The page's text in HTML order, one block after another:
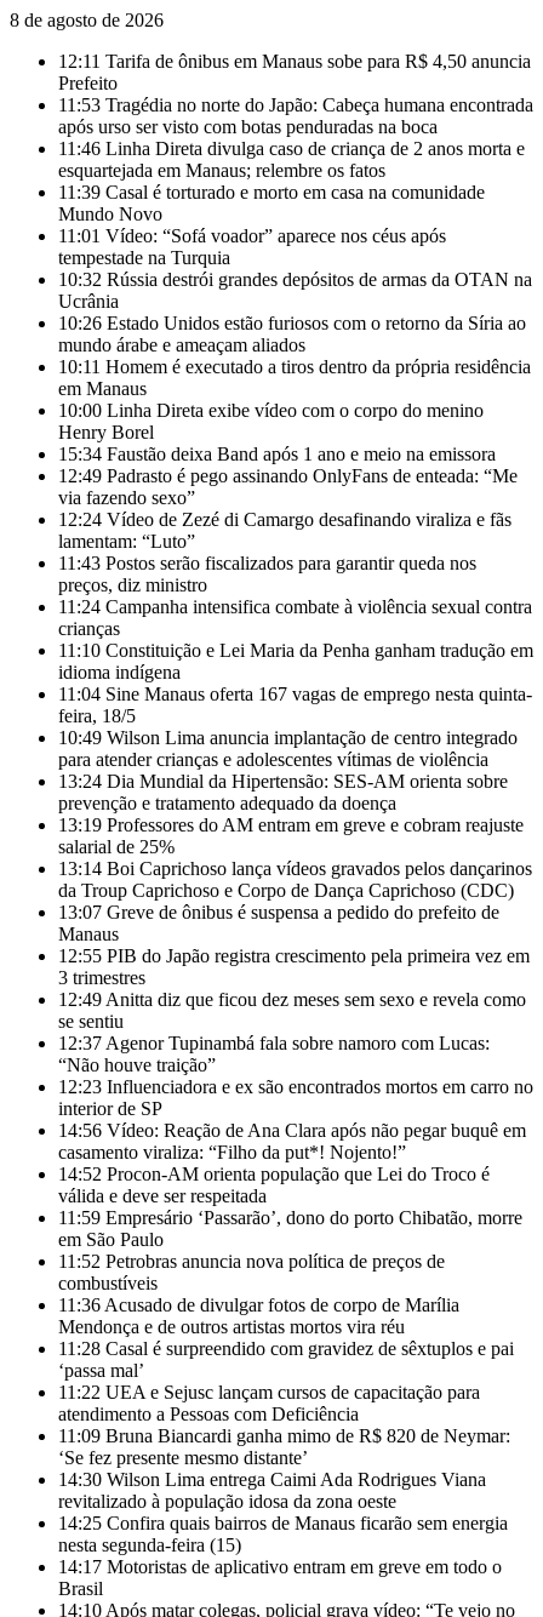
8 de agosto de 2026
12:11 Tarifa de ônibus em Manaus sobe para R$ 4,50 anuncia
Prefeito
11:53 Tragédia no norte do Japão: Cabeça humana encontrada
após urso ser visto com botas penduradas na boca
11:46 Linha Direta divulga caso de criança de 2 anos morta e
esquartejada em Manaus; relembre os fatos
11:39 Casal é torturado e morto em casa na comunidade
Mundo Novo
11:01 Vídeo: “Sofá voador” aparece nos céus após
tempestade na Turquia
10:32 Rússia destrói grandes depósitos de armas da OTAN na
Ucrânia
10:26 Estado Unidos estão furiosos com o retorno da Síria ao
mundo árabe e ameaçam aliados
10:11 Homem é executado a tiros dentro da própria residência
em Manaus
10:00 Linha Direta exibe vídeo com o corpo do menino
Henry Borel
15:34 Faustão deixa Band após 1 ano e meio na emissora
12:49 Padrasto é pego assinando OnlyFans de enteada: “Me
via fazendo sexo”
12:24 Vídeo de Zezé di Camargo desafinando viraliza e fãs
lamentam: “Luto”
11:43 Postos serão fiscalizados para garantir queda nos
preços, diz ministro
11:24 Campanha intensifica combate à violência sexual contra
crianças
11:10 Constituição e Lei Maria da Penha ganham tradução em
idioma indígena
11:04 Sine Manaus oferta 167 vagas de emprego nesta quinta-
feira, 18/5
10:49 Wilson Lima anuncia implantação de centro integrado
para atender crianças e adolescentes vítimas de violência
13:24 Dia Mundial da Hipertensão: SES-AM orienta sobre
prevenção e tratamento adequado da doença
13:19 Professores do AM entram em greve e cobram reajuste
salarial de 25%
13:14 Boi Caprichoso lança vídeos gravados pelos dançarinos
da Troup Caprichoso e Corpo de Dança Caprichoso (CDC)
13:07 Greve de ônibus é suspensa a pedido do prefeito de
Manaus
12:55 PIB do Japão registra crescimento pela primeira vez em
3 trimestres
12:49 Anitta diz que ficou dez meses sem sexo e revela como
se sentiu
12:37 Agenor Tupinambá fala sobre namoro com Lucas:
“Não houve traição”
12:23 Influenciadora e ex são encontrados mortos em carro no
interior de SP
14:56 Vídeo: Reação de Ana Clara após não pegar buquê em
casamento viraliza: “Filho da put*! Nojento!”
14:52 Procon-AM orienta população que Lei do Troco é
válida e deve ser respeitada
11:59 Empresário ‘Passarão’, dono do porto Chibatão, morre
em São Paulo
11:52 Petrobras anuncia nova política de preços de
combustíveis
11:36 Acusado de divulgar fotos de corpo de Marília
Mendonça e de outros artistas mortos vira réu
11:28 Casal é surpreendido com gravidez de sêxtuplos e pai
‘passa mal’
11:22 UEA e Sejusc lançam cursos de capacitação para
atendimento a Pessoas com Deficiência
11:09 Bruna Biancardi ganha mimo de R$ 820 de Neymar:
‘Se fez presente mesmo distante’
14:30 Wilson Lima entrega Caimi Ada Rodrigues Viana
revitalizado à população idosa da zona oeste
14:25 Confira quais bairros de Manaus ficarão sem energia
nesta segunda-feira (15)
14:17 Motoristas de aplicativo entram em greve em todo o
Brasil
14:10 Após matar colegas, policial grava vídeo: “Te vejo no